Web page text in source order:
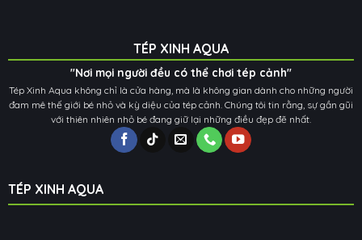
TÉP XINH AQUA
"Nơi mọi người đều có thể chơi tép cảnh"
Tép Xinh Aqua không chỉ là cửa hàng, mà là không gian dành cho những người
đam mê thế giới bé nhỏ và kỳ diệu của tép cảnh. Chúng tôi tin rằng, sự gần gũi
với thiên nhiên nhỏ bé đang giữ lại những điều đẹp đẽ nhất.
TÉP XINH AQUA